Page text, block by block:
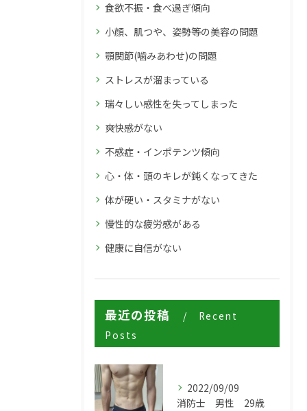
食欲不振・食べ過ぎ傾向
小顔、肌つや、姿勢等の美容の問題
顎関節(噛みあわせ)の問題
ストレスが溜まっている
瑞々しい感性を失ってしまった
爽快感がない
不感症・インポテンツ傾向
心・体・頭のキレが鈍くなってきた
体が硬い・スタミナがない
慢性的な疲労感がある
健康に自信がない
最近の投稿
Recent
Posts
2022/09/09
消防士 男性 29歳